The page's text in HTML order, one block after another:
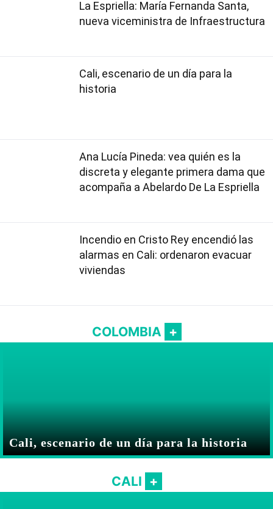
La Espriella: María Fernanda Santa,
nueva viceministra de Infraestructura
Cali, escenario de un día para la
historia
Ana Lucía Pineda: vea quién es la
discreta y elegante primera dama que
acompaña a Abelardo De La Espriella
Incendio en Cristo Rey encendió las
alarmas en Cali: ordenaron evacuar
viviendas
COLOMBIA
Cali, escenario de un día para la historia
CALI